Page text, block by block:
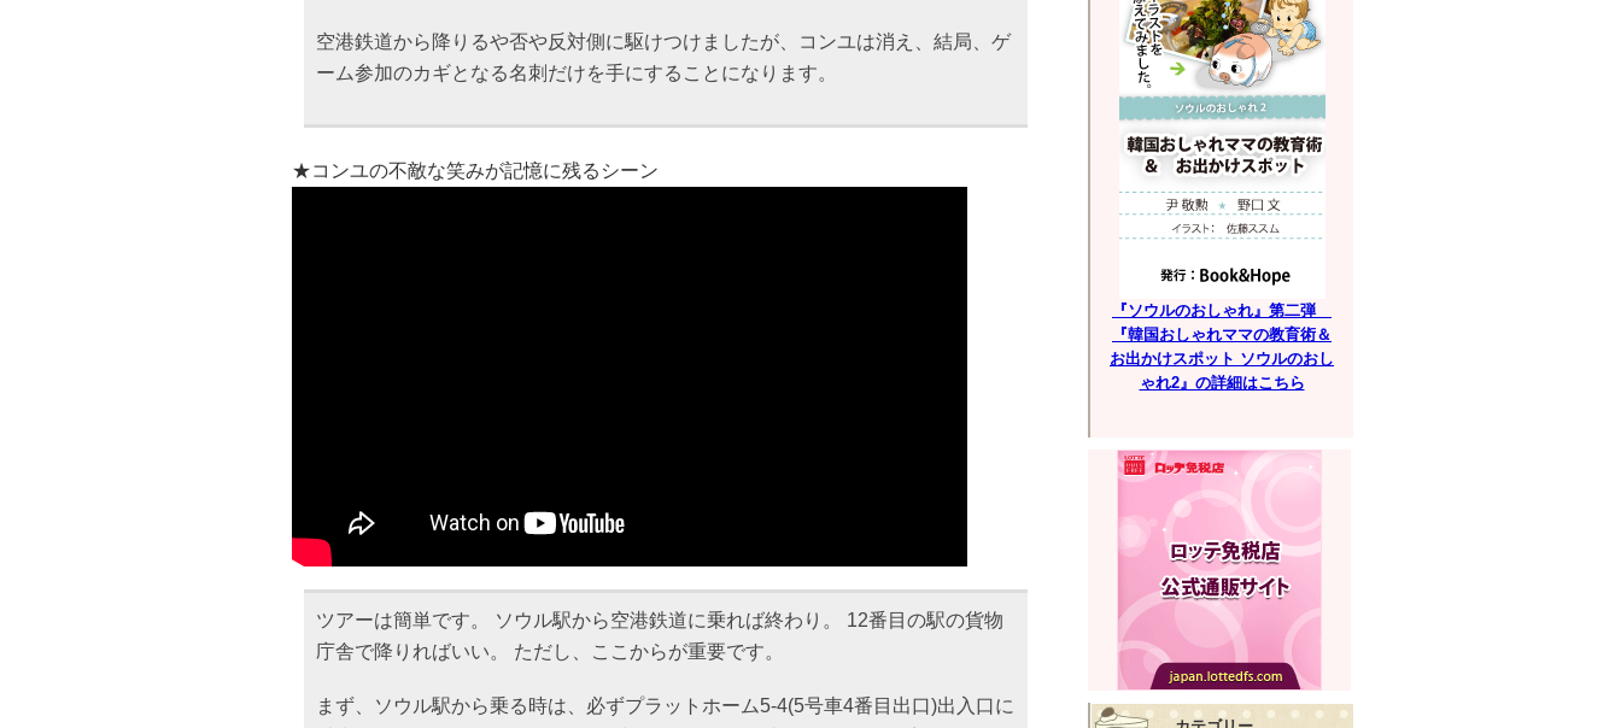
空港鉄道から降りるや否や反対側に駆けつけましたが、コンユは消え、結局、ゲ
ーム参加のカギとなる名刺だけを手にすることになります。
★コンユの不敵な笑みが記憶に残るシーン
ツアーは簡単です。 ソウル駅から空港鉄道に乗れば終わり。 12番目の駅の貨物
庁舎で降りればいい。 ただし、ここからが重要です。
まず、ソウル駅から乗る時は、必ずプラットホーム5-4(5号車4番目出口)出入口に
『ソウルのおしゃれ』第二弾
『韓国おしゃれママの教育術＆
お出かけスポット ソウルのおし
ゃれ2』の詳細はこちら